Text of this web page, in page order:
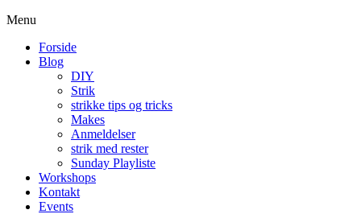
Menu
Forside
Blog
DIY
Strik
strikke tips og tricks
Makes
Anmeldelser
strik med rester
Sunday Playliste
Workshops
Kontakt
Events